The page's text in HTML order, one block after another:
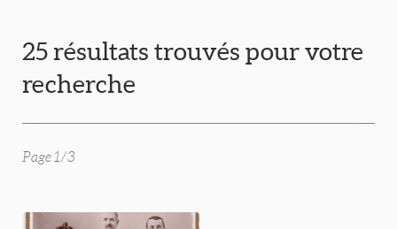
25 résultats trouvés pour votre
recherche
Page 1/3